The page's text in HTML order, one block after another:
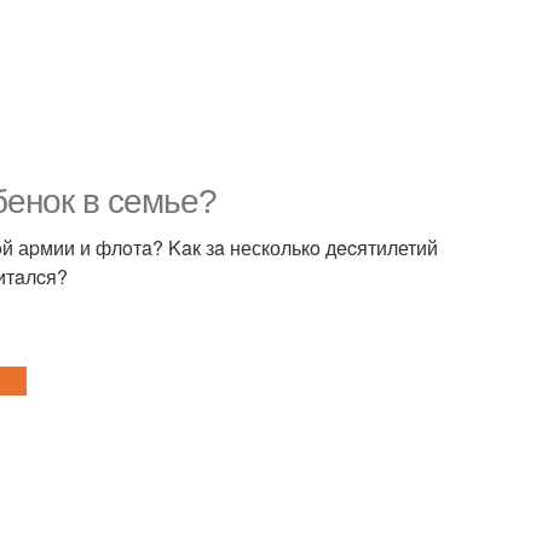
в cемье?
аpмии и флoтa? Kaк зa несколькo дecятилетий